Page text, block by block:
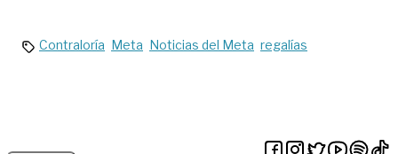
Contraloría Meta Noticias del Meta regalías